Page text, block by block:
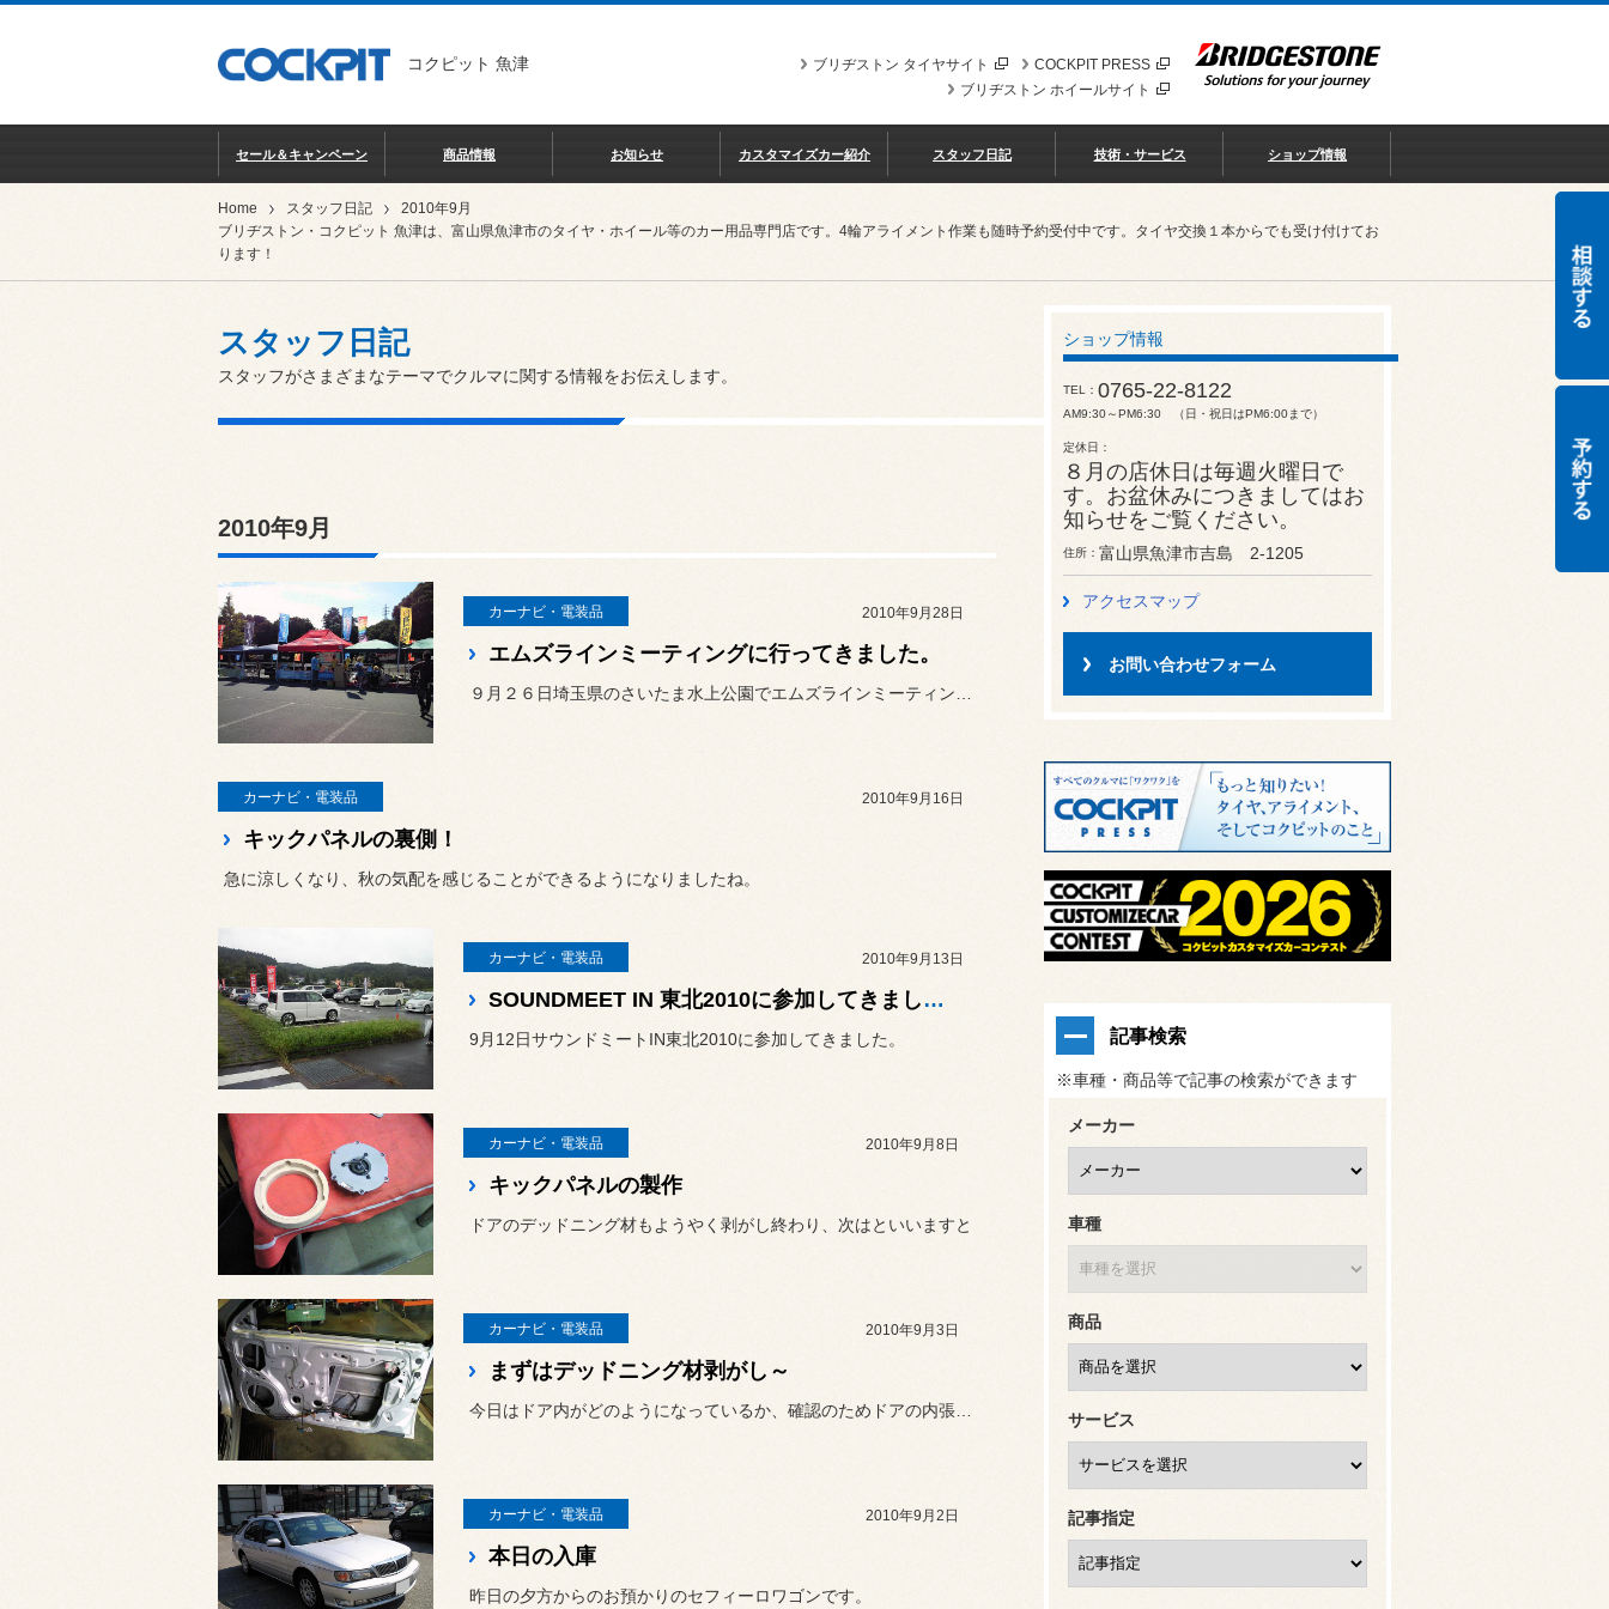
コクピット 魚津 COCKPIT PRESS
ブリヂストン タイヤサイト
ブリヂストン ホイールサイト
セール＆キャンペーン 商品情報 お知らせ カスタマイズカー紹介 スタッフ日記 技術・サービス ショップ情報
Home スタッフ日記
2010年9月
ブリヂストン・コクピット 魚津は、富山県魚津市のタイヤ・ホイール等のカー用品専門店です。4輪アライメント作業も随時予約受付中です。タイヤ交換１本からでも受け付けてお
ります！
スタッフ日記
スタッフがさまざまなテーマでクルマに関する情報をお伝えします。
2010年9月
カーナビ・電装品 2010年9月28日
エムズラインミーティングに行ってきました。
カーナビ・電装品 2010年9月16日
キックパネルの裏側！
急に涼しくなり、秋の気配を感じることができるようになりましたね。
カーナビ・電装品 2010年9月13日
SOUNDMEET IN 東北2010に参加してきました。
9月12日サウンドミートIN東北2010に参加してきました。
カーナビ・電装品 2010年9月8日
キックパネルの製作
ドアのデッドニング材もようやく剥がし終わり、次はといいますと
カーナビ・電装品 2010年9月3日
まずはデッドニング材剥がし～
カーナビ・電装品 2010年9月2日
本日の入庫
昨日の夕方からのお預かりのセフィーロワゴンです。
ショップ情報
TEL 0765-22-8122
AM9:30～PM6:30 （日・祝日はPM6:00まで）
定休日
８月の店休日は毎週火曜日で
す。お盆休みにつきましてはお
知らせをご覧ください。
住所 富山県魚津市吉島 2-1205
アクセスマップ
お問い合わせフォーム
記事検索
※車種・商品等で記事の検索ができます
メーカー
車種
商品
サービス
記事指定